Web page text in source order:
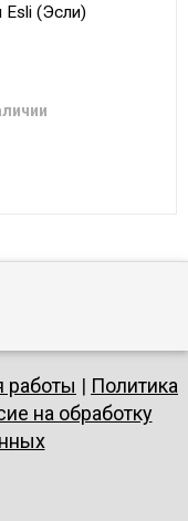
Esli (Эсли)
работы | Политика
на обработку